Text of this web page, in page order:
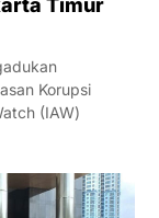
Korupsi
(IAW)